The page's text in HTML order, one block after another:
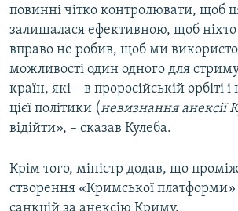
повинні чітко контролювати, щоб
залишалася ефективною, щоб ніхто
вправо не робив, щоб ми
можливості один одного для
країн, які – в проросійській орбіті
цієї політики (невизнання анексії
відійти», – сказав Кулеба.
Крім того, міністр додав, що
створення «Кримської